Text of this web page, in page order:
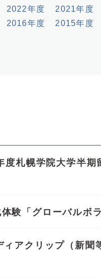
2022年度 2021年度
2016年度 2015年度
度札幌学院大学半
体験「グローバルボ
ィアクリップ（新聞